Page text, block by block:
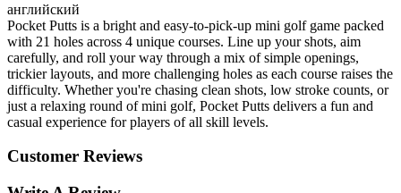
английский
Pocket Putts is a bright and easy-to-pick-up mini golf game packed
with 21 holes across 4 unique courses. Line up your shots, aim
carefully, and roll your way through a mix of simple openings,
trickier layouts, and more challenging holes as each course raises the
difficulty. Whether you're chasing clean shots, low stroke counts, or
just a relaxing round of mini golf, Pocket Putts delivers a fun and
casual experience for players of all skill levels.
Customer Reviews